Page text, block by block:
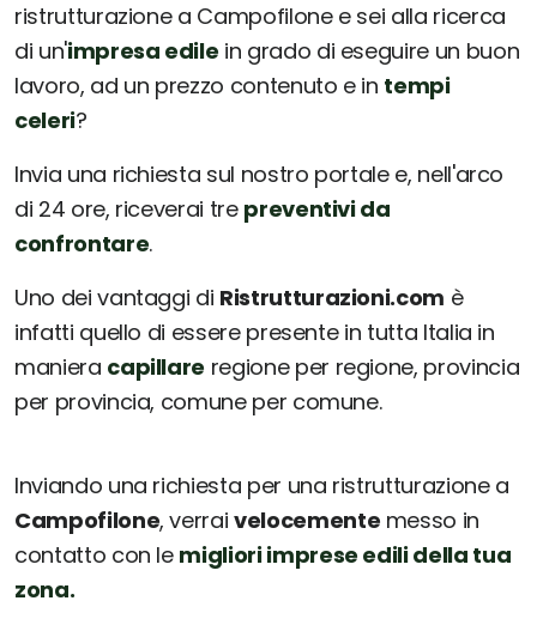
ristrutturazione a Campofilone e sei alla ricerca
di un'impresa edile in grado di eseguire un buon
lavoro, ad un prezzo contenuto e in tempi
celeri?
Invia una richiesta sul nostro portale e, nell'arco
di 24 ore, riceverai tre preventivi da
confrontare.
Uno dei vantaggi di Ristrutturazioni.com è
infatti quello di essere presente in tutta Italia in
maniera capillare regione per regione, provincia
per provincia, comune per comune.
Inviando una richiesta per una ristrutturazione a
Campofilone, verraivelocemente messo in
contatto con le migliori imprese edili della tua
zona.